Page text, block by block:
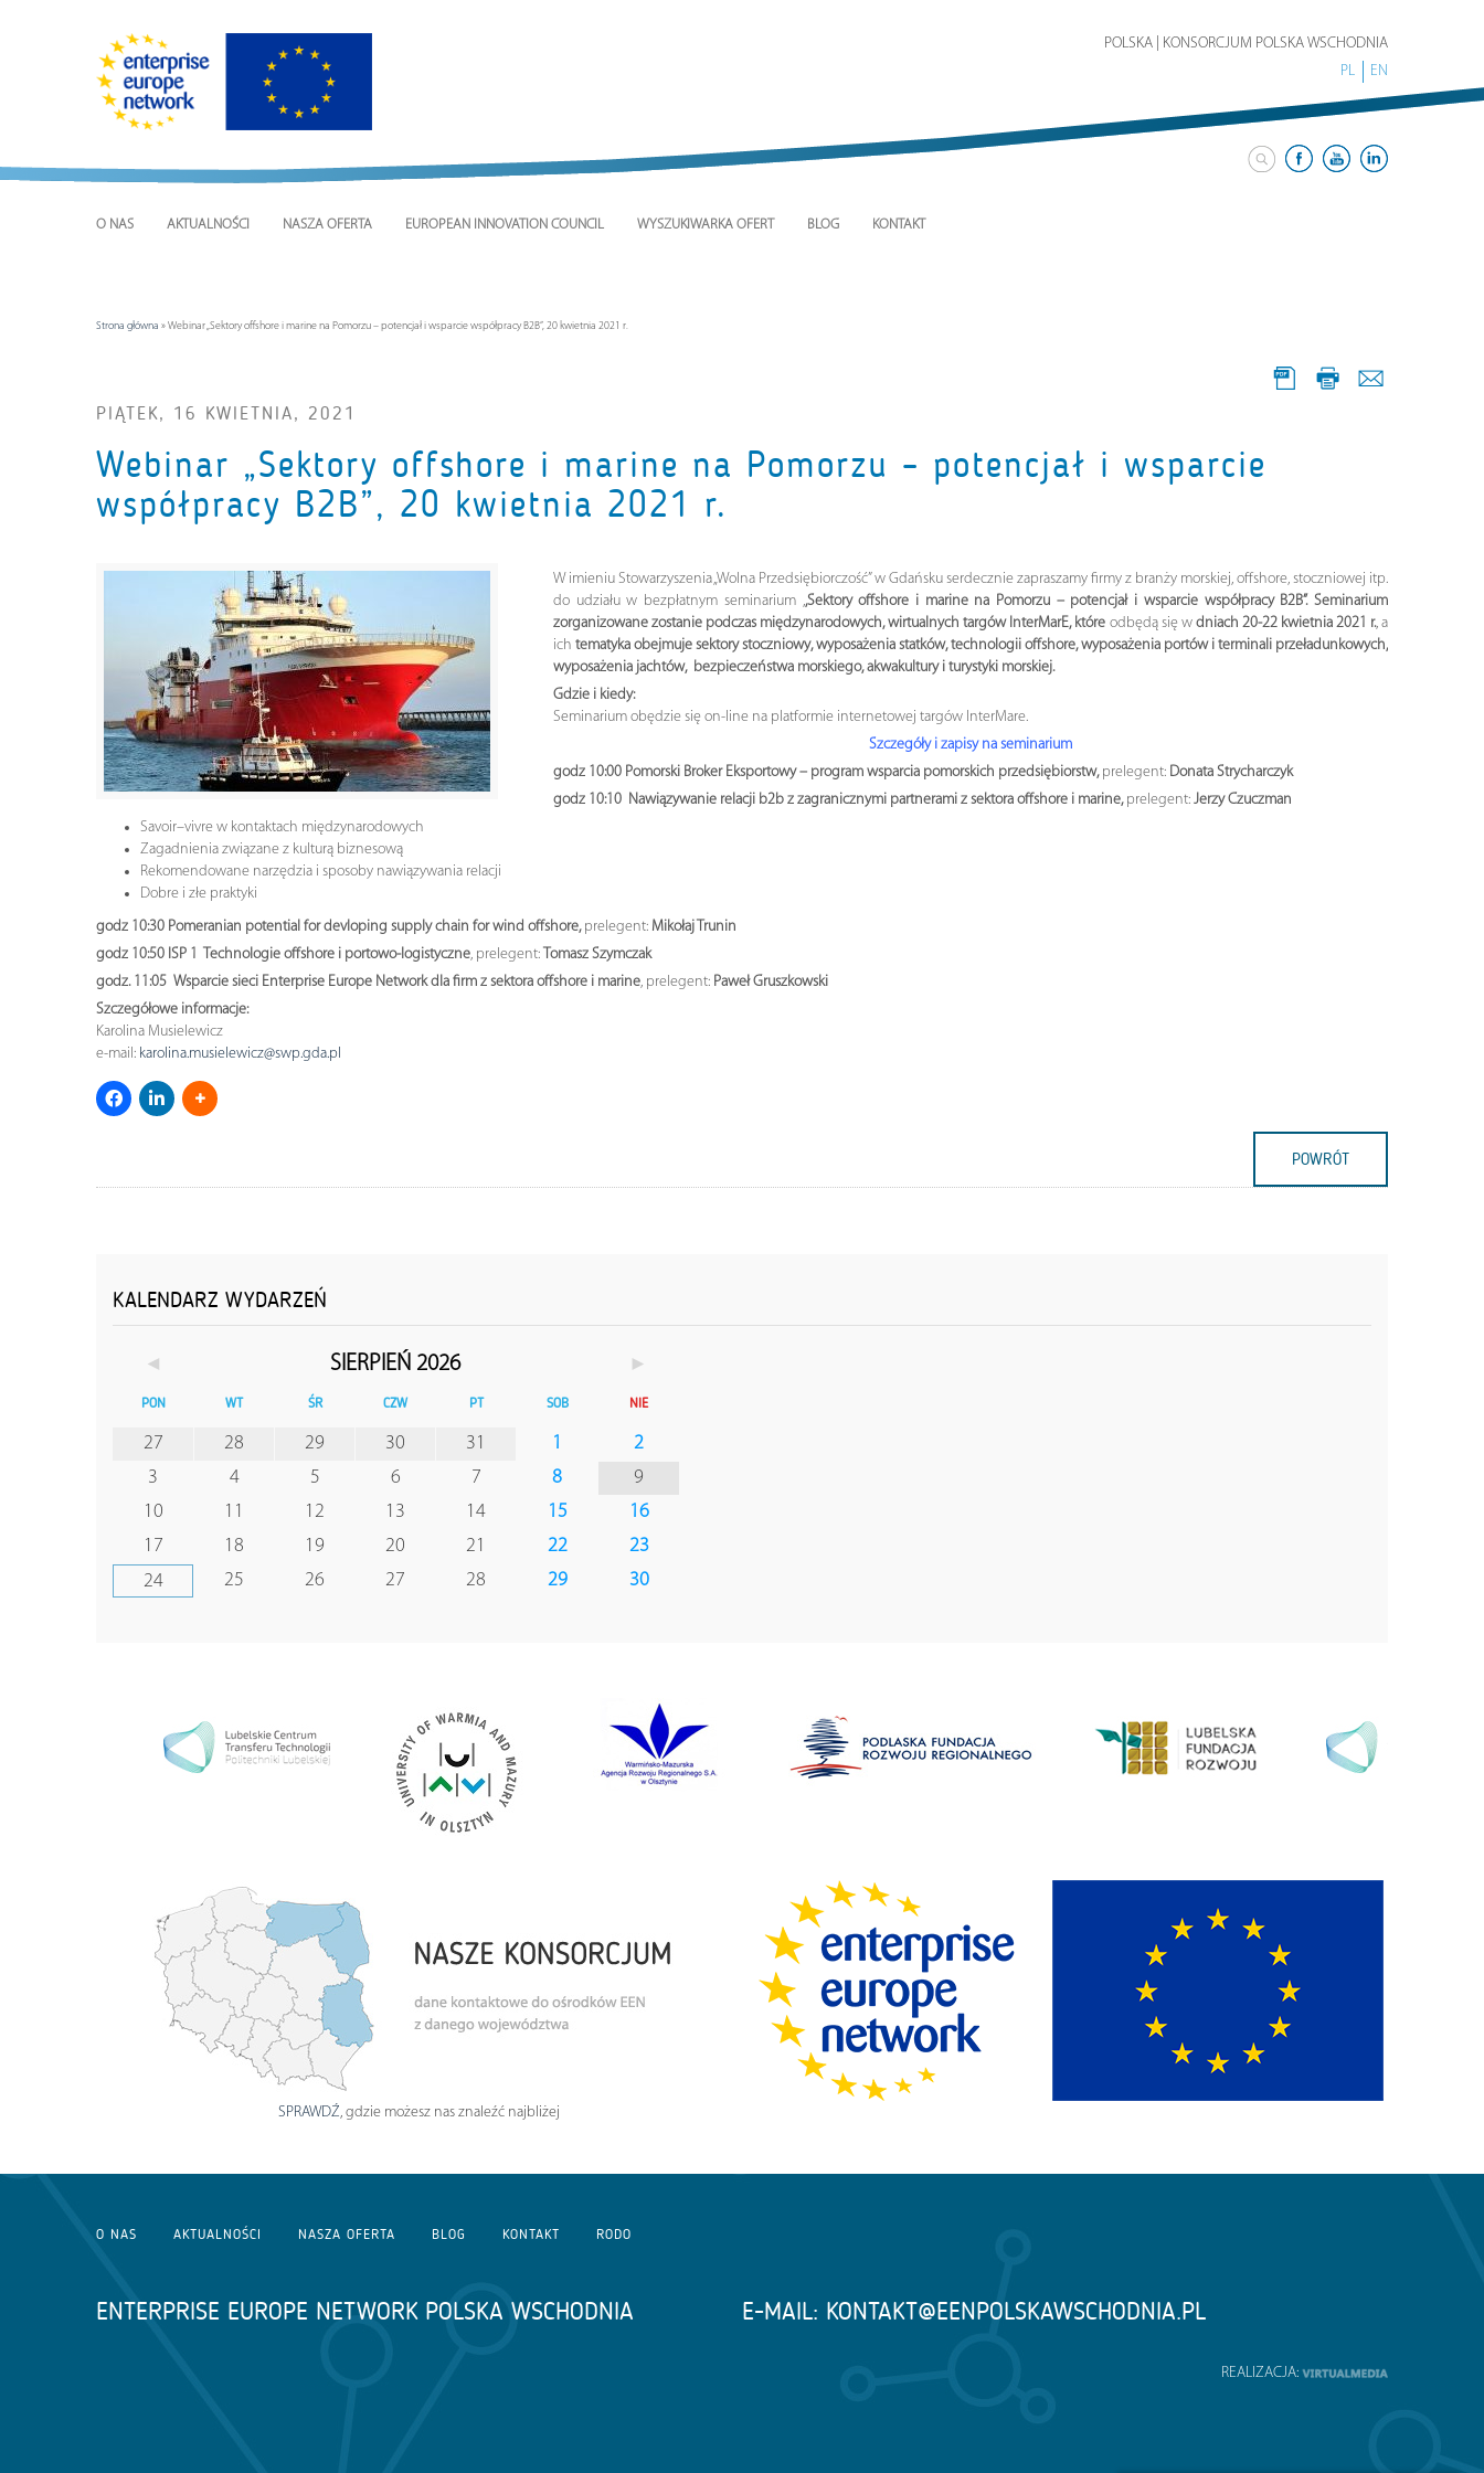
POLSKA | KONSORCJUM POLSKA WSCHODNIA
PL
EN
O NAS AKTUALNOŚCI NASZA OFERTA EUROPEAN INNOVATION COUNCIL WYSZUKIWARKA OFERT BLOG KONTAKT
Strona główna »Webinar „Sektory offshore i marine na Pomorzu – potencjał i wsparcie współpracy B2B”, 20 kwietnia 2021 r.
PIĄTEK, 16 KWIETNIA, 2021
Webinar „Sektory offshore i marine na Pomorzu – potencjał i wsparcie
współpracy B2B”, 20 kwietnia 2021 r.
W imieniu Stowarzyszenia „Wolna Przedsiębiorczość” w Gdańsku serdecznie zapraszamy firmy z branży morskiej, offshore, stoczniowej itp.
do udziału w bezpłatnym seminarium ,,Sektory offshore i marine na Pomorzu – potencjał i wsparcie współpracy B2B”. Seminarium
zorganizowane zostanie podczas międzynarodowych, wirtualnych targów InterMarE, które odbędą się w dniach 20-22 kwietnia 2021 r., a
ich tematyka obejmuje sektory stoczniowy, wyposażenia statków, technologii offshore, wyposażenia portów i terminali przeładunkowych,
wyposażenia jachtów, bezpieczeństwa morskiego, akwakultury i turystyki morskiej.
Gdzie i kiedy:
Seminarium obędzie się on-line na platformie internetowej targów InterMare.
Szczegóły i zapisy na seminarium
godz 10:00 Pomorski Broker Eksportowy – program wsparcia pomorskich przedsiębiorstw, prelegent: Donata Strycharczyk
godz 10:10 Nawiązywanie relacji b2b z zagranicznymi partnerami z sektora offshore i marine, prelegent: Jerzy Czuczman
Savoir–vivre w kontaktach międzynarodowych
Zagadnienia związane z kulturą biznesową
Rekomendowane narzędzia i sposoby nawiązywania relacji
Dobre i złe praktyki
godz 10:30 Pomeranian potential for devloping supply chain for wind offshore, prelegent: Mikołaj Trunin
godz 10:50 ISP 1 Technologie offshore i portowo-logistyczne, prelegent: Tomasz Szymczak
godz. 11:05 Wsparcie sieci Enterprise Europe Network dla firm z sektora offshore i marine, prelegent: Paweł Gruszkowski
Szczegółowe informacje:
Karolina Musielewicz
e-mail: karolina.musielewicz@swp.gda.pl
POWRÓT
KALENDARZ WYDARZEŃ
◄ SIERPIEŃ 2026 ►
PON WT ŚR CZW PT SOB NIE
27 28 29 30 31 1
2
3
4 5 6 7 8
9
10
11 12 13 14 15
16
17
18 19 20 21 22
23
24
25 26 27 28 29 30
SPRAWDŹ, gdzie możesz nas znaleźć najbliżej
O NAS AKTUALNOŚCI NASZA OFERTA BLOG KONTAKT RODO
ENTERPRISE EUROPE NETWORK POLSKA WSCHODNIA E-MAIL: KONTAKT@EENPOLSKAWSCHODNIA.PL
REALIZACJA: